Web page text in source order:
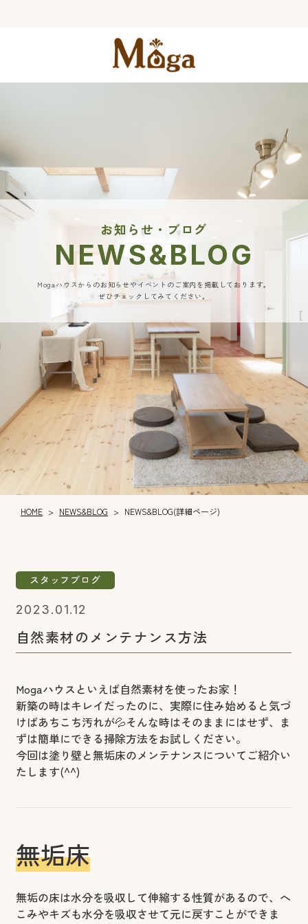
お知らせ・ブログ
NEWS&BLOG
Mogaハウスからのお知らせやイベントのご案内を掲載しております。
ぜひチェックしてみてください。​​​​​​​
HOME > NEWS&BLOG > NEWS&BLOG(詳細ページ)
スタッフブログ
2023.01.12
自然素材のメンテナンス方法
Mogaハウスといえば自然素材を使ったお家！
新築の時はキレイだったのに、実際に住み始めると気づ
けばあちこち汚れが💦そんな時はそのままにはせず、ま
ずは簡単にできる掃除方法をお試しください。
今回は塗り壁と無垢床のメンテナンスについてご紹介い
たします(^^)
無垢床
無垢の床は水分を吸収して伸縮する性質があるので、へ
こみやキズも水分を吸収させて元に戻すことができま